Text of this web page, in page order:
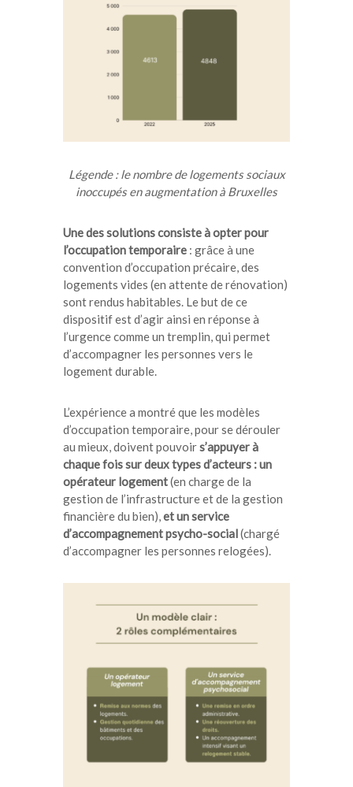
Légende : le nombre de logements sociaux
inoccupés en augmentation à Bruxelles
Une des solutions consiste à opter pour
l’occupation temporaire : grâce à une
convention d’occupation précaire, des
logements vides (en attente de rénovation)
sont rendus habitables. Le but de ce
dispositif est d’agir ainsi en réponse à
l’urgence comme un tremplin, qui permet
d’accompagner les personnes vers le
logement durable.
L’expérience a montré que les modèles
d’occupation temporaire, pour se dérouler
au mieux, doivent pouvoirs’appuyer à
chaque fois sur deux types d’acteurs : un
opérateur logement(en charge de la
gestion de l’infrastructure et de la gestion
financière du bien), et un service
d’accompagnement psycho-social(chargé
d’accompagner les personnes relogées).